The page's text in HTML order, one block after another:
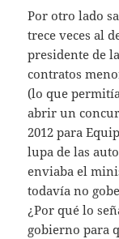
Por otro lado
trece veces al
presidente de
contratos
(lo que
abrir un
2012 para
lupa de las
enviaba el
todavía no
¿Por qué lo
gobierno para